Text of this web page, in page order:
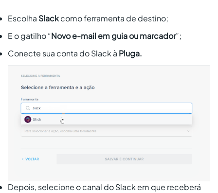
Escolha Slackcomo ferramenta de destino;
E o gatilho “Novo e-mail em guia ou marcador”;
Conecte sua conta do Slack à Pluga.
Depois, selecione o canal do Slack em que receberá